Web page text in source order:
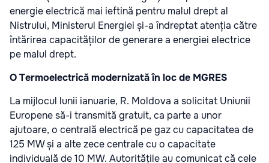
energie electrică mai ieftină pentru malul drept al
Nistrului, Ministerul Energiei și-a îndreptat atenția către
întărirea capacităților de generare a energiei electrice
pe malul drept.
O Termoelectrică modernizată în loc de MGRES
La mijlocul lunii ianuarie, R. Moldova a solicitat Uniunii
Europene să-i transmită gratuit, ca parte a unor
ajutoare, o centrală electrică pe gaz cu capacitatea de
125 MW și a alte zece centrale cu o capacitate
individuală de 10 MW. Autoritățile au comunicat că cele